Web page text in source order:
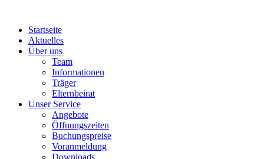
Startseite
Aktuelles
Über uns
Team
Informationen
Träger
Elternbeirat
Unser Service
Angebote
Öffnungszeiten
Buchungspreise
Voranmeldung
Downloads